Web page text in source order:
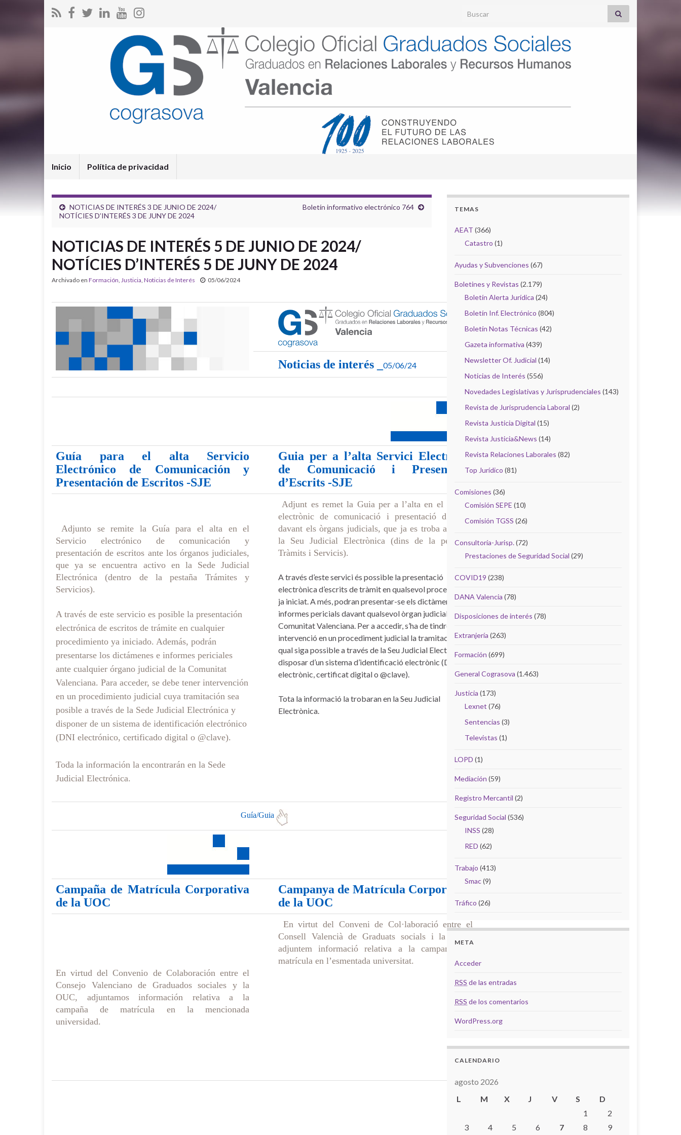
Search for:
Inicio Política de privacidad
NOTICIAS DE INTERÉS 3 DE JUNIO DE 2024/
NOTÍCIES D’INTERÉS 3 DE JUNY DE 2024
Boletín informativo electrónico 764
NOTICIAS DE INTERÉS 5 DE JUNIO DE 2024/
NOTÍCIES D’INTERÉS 5 DE JUNY DE 2024
Archivado en Formación, Justicia, Noticias de Interés 05/06/2024
Noticias de interés _ 05/06/24
Guía para el alta Servicio
Electrónico de Comunicación y
Presentación de Escritos -SJE
Guia per a l’alta Servici Electrònic
de Comunicació i Presentació
d’Escrits -SJE
Adjunto se remite la Guía para el alta en el
Servicio electrónico de comunicación y
presentación de escritos ante los órganos judiciales,
que ya se encuentra activo en la Sede Judicial
Electrónica (dentro de la pestaña Trámites y
Servicios).
A través de este servicio es posible la presentación
electrónica de escritos de trámite en cualquier
procedimiento ya iniciado. Además, podrán
presentarse los dictámenes e informes periciales
ante cualquier órgano judicial de la Comunitat
Valenciana. Para acceder, se debe tener intervención
en un procedimiento judicial cuya tramitación sea
posible a través de la Sede Judicial Electrónica y
disponer de un sistema de identificación electrónico
(DNI electrónico, certificado digital o @clave).
Toda la información la encontrarán en la Sede
Judicial Electrónica.
Adjunt es remet la Guia per a l’alta en el Servici
electrònic de comunicació i presentació d’escrits
davant els òrgans judicials, que ja es troba actiu en
la Seu Judicial Electrònica (dins de la pestanya
Tràmits i Servicis).
A través d’este servici és possible la presentació
electrònica d’escrits de tràmit en qualsevol procediment
ja iniciat. A més, podran presentar-se els dictàmens i
informes pericials davant qualsevol òrgan judicial de la
Comunitat Valenciana. Per a accedir, s’ha de tindre
intervenció en un procediment judicial la tramitació del
qual siga possible a través de la Seu Judicial Electrònica i
disposar d’un sistema d’identificació electrònic (DNI
electrònic, certificat digital o @clave).
Tota la informació la trobaran en la Seu Judicial
Electrònica.
Guía/Guia
Campaña de Matrícula Corporativa
de la UOC
Campanya de Matrícula Corporativa
de la UOC
En virtud del Convenio de Colaboración entre el
Consejo Valenciano de Graduados sociales y la
OUC, adjuntamos información relativa a la
campaña de matrícula en la mencionada
universidad.
En virtut del Conveni de Col·laboració entre el
Consell Valencià de Graduats socials i la OUC,
adjuntem informació relativa a la campanya de
matrícula en l’esmentada universitat.
TEMAS
AEAT (366)
Catastro (1)
Ayudas y Subvenciones (67)
Boletines y Revistas (2.179)
Boletín Alerta Jurídica (24)
Boletín Inf. Electrónico (804)
Boletín Notas Técnicas (42)
Gazeta informativa (439)
Newsletter Of. Judicial (14)
Noticias de Interés (556)
Novedades Legislativas y Jurisprudenciales (143)
Revista de Jurisprudencia Laboral (2)
Revista Justicia Digital (15)
Revista Justicia&News (14)
Revista Relaciones Laborales (82)
Top Jurídico (81)
Comisiones (36)
Comisión SEPE (10)
Comisión TGSS (26)
Consultoría-Jurisp.(72)
Prestaciones de Seguridad Social (29)
COVID19 (238)
DANA Valencia (78)
Disposiciones de interés (78)
Extranjería (263)
Formación (699)
General Cograsova (1.463)
Justicia (173)
Lexnet (76)
Sentencias (3)
Televistas (1)
LOPD (1)
Mediación (59)
Registro Mercantil (2)
Seguridad Social (536)
INSS (28)
RED (62)
Trabajo (413)
Smac(9)
Tráfico (26)
META
Acceder
RSS de las entradas
RSS de los comentarios
WordPress.org
CALENDARIO
agosto 2026
L
M X J V S D
1
2
3
4 5 6 7 8
9